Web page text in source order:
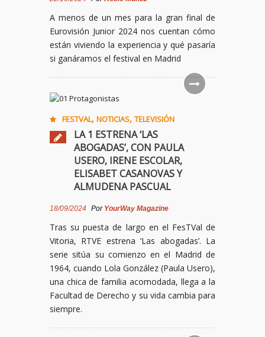
A menos de un mes para la gran final de
Eurovisión Junior 2024 nos cuentan cómo
están viviendo la experiencia y qué pasaría
si ganáramos el festival en Madrid
FESTVAL, NOTICIAS, TELEVISIÓN
LA 1 ESTRENA ‘LAS
ABOGADAS’, CON PAULA
USERO, IRENE ESCOLAR,
ELISABET CASANOVAS Y
ALMUDENA PASCUAL
18/09/2024 Por YourWay Magazine
Tras su puesta de largo en el FesTVal de
Vitoria, RTVE estrena ‘Las abogadas’. La
serie sitúa su comienzo en el Madrid de
1964, cuando Lola González (Paula Usero),
una chica de familia acomodada, llega a la
Facultad de Derecho y su vida cambia para
siempre.